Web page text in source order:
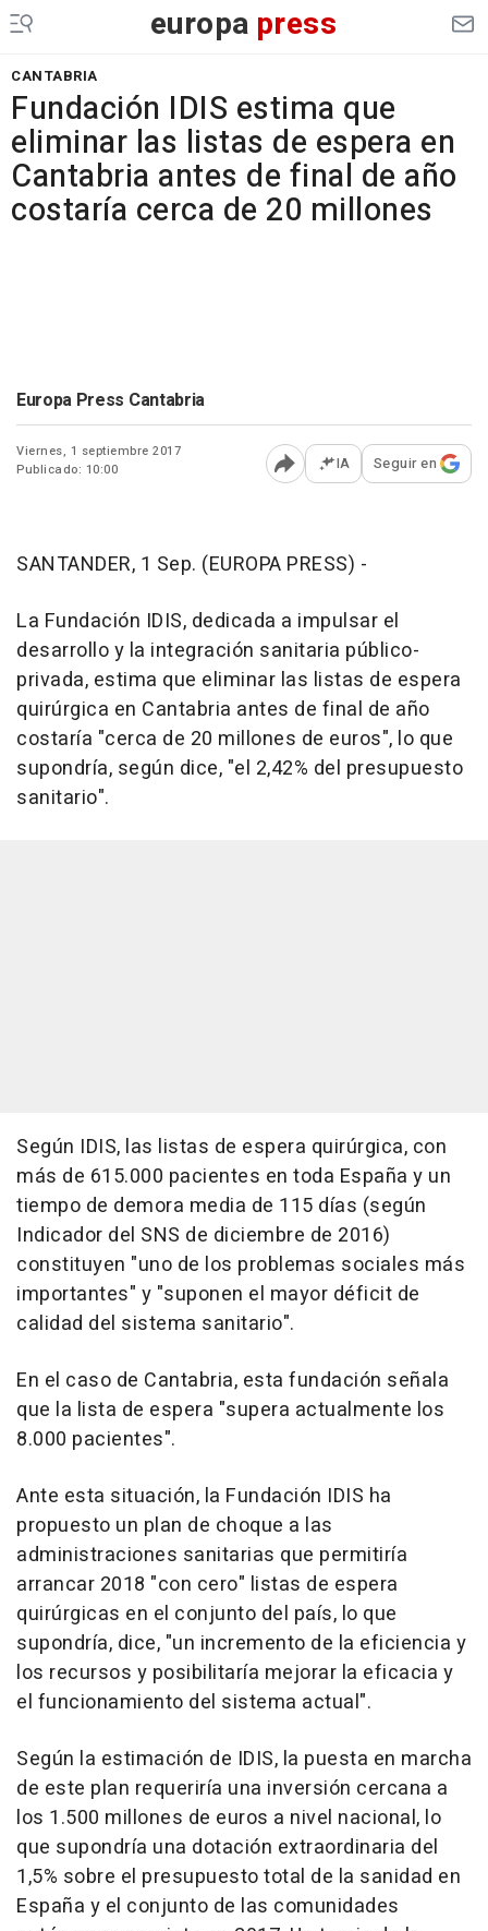
europa press
CANTABRIA
Fundación IDIS estima que
eliminar las listas de espera en
Cantabria antes de final de año
costaría cerca de 20 millones
Europa Press Cantabria
Viernes, 1 septiembre 2017
Publicado: 10:00
Abrir opciones para
IA Seguir en
SANTANDER, 1 Sep. (EUROPA PRESS) -
La Fundación IDIS, dedicada a impulsar el
desarrollo y la integración sanitaria público-
privada, estima que eliminar las listas de espera
quirúrgica en Cantabria antes de final de año
costaría "cerca de 20 millones de euros", lo que
supondría, según dice, "el 2,42% del presupuesto
sanitario".
Según IDIS, las listas de espera quirúrgica, con
más de 615.000 pacientes en toda España y un
tiempo de demora media de 115 días (según
Indicador del SNS de diciembre de 2016)
constituyen "uno de los problemas sociales más
importantes" y "suponen el mayor déficit de
calidad del sistema sanitario".
En el caso de Cantabria, esta fundación señala
que la lista de espera "supera actualmente los
8.000 pacientes".
Ante esta situación, la Fundación IDIS ha
propuesto un plan de choque a las
administraciones sanitarias que permitiría
arrancar 2018 "con cero" listas de espera
quirúrgicas en el conjunto del país, lo que
supondría, dice, "un incremento de la eficiencia y
los recursos y posibilitaría mejorar la eficacia y
el funcionamiento del sistema actual".
Según la estimación de IDIS, la puesta en marcha
de este plan requeriría una inversión cercana a
los 1.500 millones de euros a nivel nacional, lo
que supondría una dotación extraordinaria del
1,5% sobre el presupuesto total de la sanidad en
España y el conjunto de las comunidades